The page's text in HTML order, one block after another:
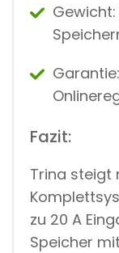
Gewicht:
Fazit:
Trina steigt
zu 20 A
Speicher